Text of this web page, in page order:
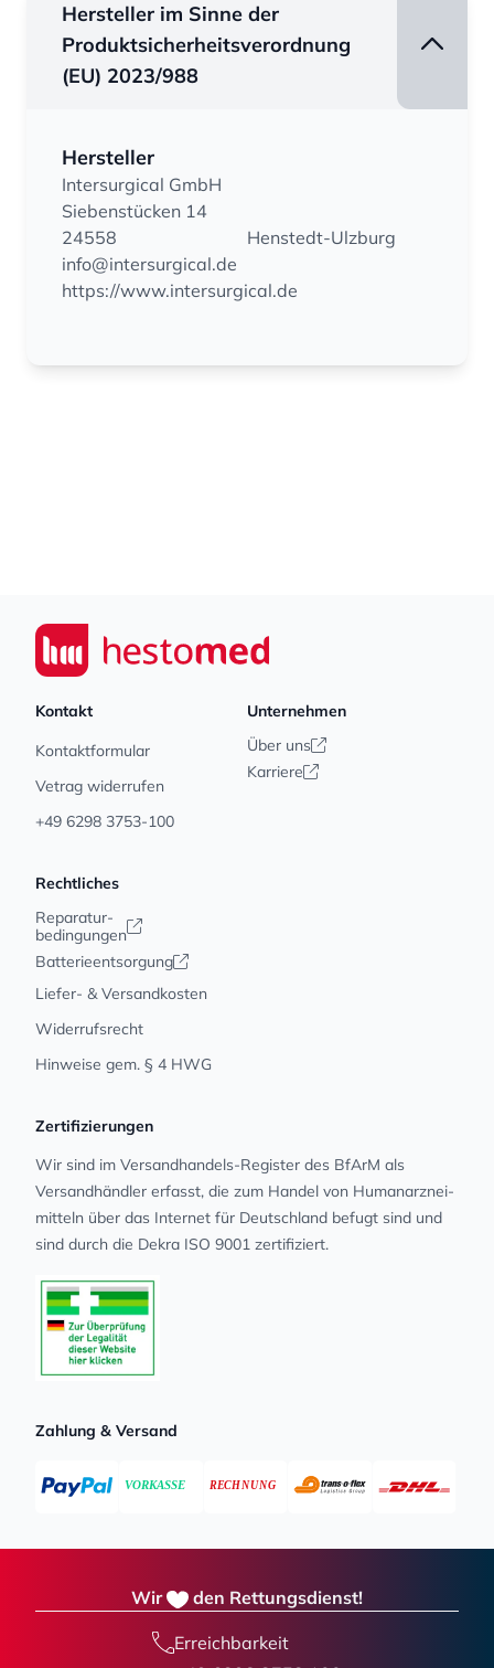
Hersteller im Sinne der
Produktsicherheitsverordnung
(EU) 2023/988
Hersteller
Intersurgical GmbH
Siebenstücken 14
24558
Henstedt-Ulzburg
info@intersurgical.de
https://www.intersurgical.de
Seiwert GmbH
Kontakt
Kontaktformular
Vetrag widerrufen
+49 6298 3753-100
Unternehmen
Über uns
Karriere
Rechtliches
Reparatur-
bedingungen
Batterieentsorgung
Liefer- & Versandkosten
Widerrufsrecht
Hinweise gem. § 4 HWG
Zertifizierungen
Wir sind im Versandhandels-Register des BfArM als
Versandhändler erfasst, die zum Handel von Human­arz­nei­
mit­teln über das Internet für Deutschland befugt sind und
sind durch die Dekra ISO 9001 zertifiziert.
Zahlung & Versand
Wir den Rettungsdienst!
Erreichbarkeit